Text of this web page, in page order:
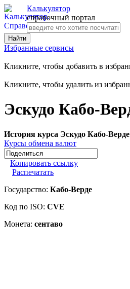
Калькулятор
справочный портал
Избранные сервисы
Кликните, чтобы добавить в
Кликните, чтобы удалить из
Эскудо Кабо-
История курса Эскудо Кабо-
Курсы обмена валют
Копировать ссылку
Распечатать
Государство: Кабо-Верде
Код по ISO: CVE
Монета: сентаво